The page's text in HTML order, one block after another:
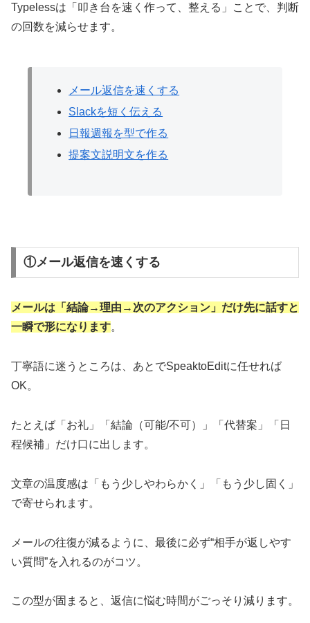
Typelessは「叩き台を速く作って、整える」ことで、判断
の回数を減らせます。
メール返信を速くする
Slackを短く伝える
日報週報を型で作る
提案文説明文を作る
①メール返信を速くする
メールは「結論→理由→次のアクション」だけ先に話すと
一瞬で形になります。
丁寧語に迷うところは、あとでSpeaktoEditに任せれば
OK。
たとえば「お礼」「結論（可能/不可）」「代替案」「日
程候補」だけ口に出します。
文章の温度感は「もう少しやわらかく」「もう少し固く」
で寄せられます。
メールの往復が減るように、最後に必ず“相手が返しやす
い質問”を入れるのがコツ。
この型が固まると、返信に悩む時間がごっそり減ります。